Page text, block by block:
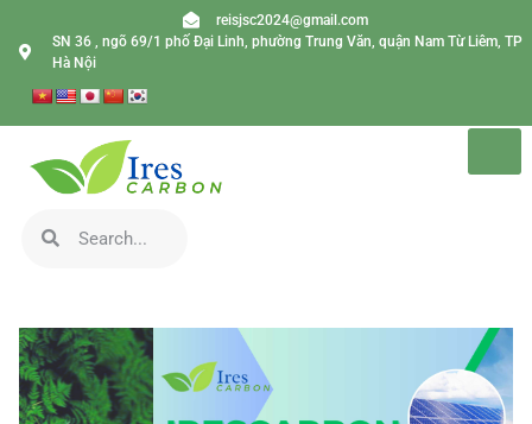
reisjsc2024@gmail.com
SN 36 , ngõ 69/1 phố Đại Linh, phường Trung Văn, quận Nam Từ Liêm, TP
Hà Nội